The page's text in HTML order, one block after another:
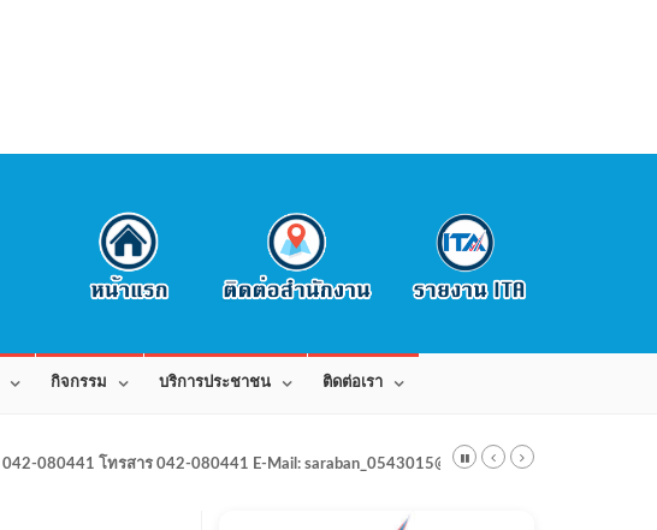
กิจกรรม บริการประชาชน ติดต่อเรา
080441 โทรสาร 042-080441 E-Mail: saraban_0543015@dla.go.th